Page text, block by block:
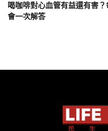
喝咖啡對心血管有益還有害
會一次解答